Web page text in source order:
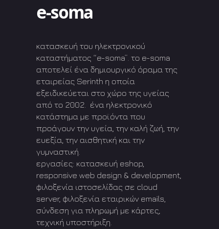
e-soma
κατασκευή του ηλεκτρονικού
καταστήματος “e-soma”. το e-soma
αποτελεί ένα δημιουργικό όραμα της
εταιρείας Serinth η οποία
εξειδικεύεται στο χώρο της υγείας
από το 2002. ένα ηλεκτρονικό
κατάστημα με προϊόντα που
προάγουν την υγεία, την καλή ζωή, την
ευεξία, την αισθητική και την
γυμναστική.
εργασίες: κατασκευή eshop,
responsive web design & development,
φιλοξενία ιστοσελίδας σε cloud
server, φιλοξενία εταιρικών emails,
σύνδεση για πληρωμή με κάρτες,
τεχνική υποστήριξη.